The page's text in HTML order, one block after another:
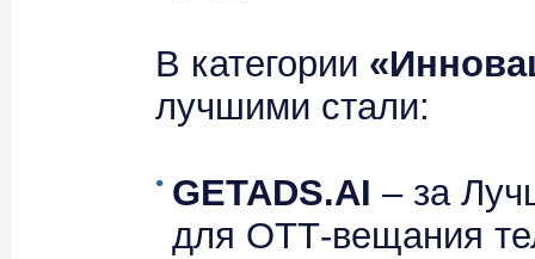
В категории
лучшими стали:
GETADS.AI – за
для ОТТ-вещания